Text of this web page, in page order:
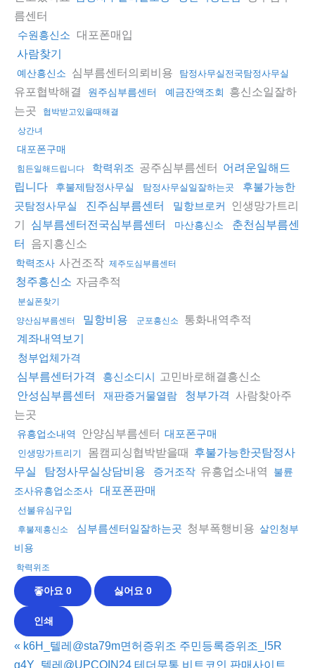
름센터
수원흥신소 대포폰매입
사람찾기
예산흥신소 심부름센터의뢰비용 탐정사무실전국탐정사무실
유포협박해결 원주심부름센터 예금잔액조회
흥신소일잘하
는곳
협박받고있을때해결
상간녀
대포폰구매
힘든일해드립니다 학력위조 공주심부름센터 어려운일해드
립니다
후불제탐정사무실 탐정사무실일잘하는곳
후불가능한
곳탐정사무실
진주심부름센터 밀항브로커
인생망가트리
기
심부름센터전국심부름센터 마산흥신소
춘천심부름센
터
음지흥신소
학력조사 사건조작 제주도심부름센터
청주흥신소 자금추적
분실폰찾기
양산심부름센터
밀항비용 군포흥신소 통화내역추적
계좌내역보기
청부업체가격
심부름센터가격
흥신소디시 고민바로해결흥신소
안성심부름센터 재판증거물열람 청부가격
사람찾아주
는곳
유흥업소내역 안양심부름센터 대포폰구매
인생망가트리기 몸캠피싱협박받을때 후불가능한곳탐정사
무실
탐정사무실상담비용 증거조작 유흥업소내역
불륜
조사유흥업소조사
대포폰판매
선불유심구입
후불제흥신소 심부름센터일잘하는곳 청부폭행비용 살인청부
비용
학력위조
좋아요 0 싫어요 0
인쇄
« k6H_텔레@sta79m면허증위조 주민등록증위조_l5R
g4Y_텔레@UPCOIN24 테더무통 비트코인 판매사이트